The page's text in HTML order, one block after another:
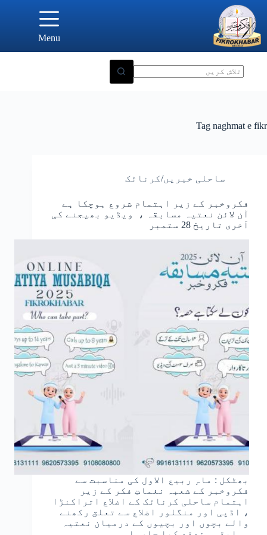
content
Menu
Tag naghmat e fikr
ساحلی خبریں/کرناٹک
فکروخبر کے زیر اہتمام شروع ہوچکا ہے
آن لائن نعتیہ مسابقہ ، ویڈیو بھیجنے کی
آخری تاریخ 28 ستمبر
بھٹکل : ماہِ ربیع الاول کی مناسبت سے
فکروخبر کے شعبہ نغماتِ فکر کے زیر
اہتمام ساحلی کرناٹک کے اضلاع اتراکنڑا
، اڈپی اور منگلور اضلاع سے تعلق رکھنے
والے بچوں اور بچیوں کے درمیان نعتیہ